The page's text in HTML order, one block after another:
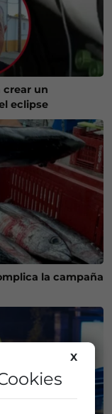
crear un
eclipse
la campaña
X